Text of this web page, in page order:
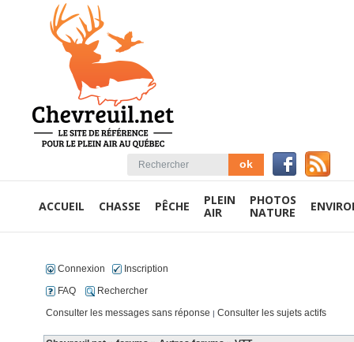
ACCUEIL CHASSE PÊCHE
PLEIN
AIR
PHOTOS
NATURE
Connexion
Inscription
FAQ
Rechercher
Consulter les messages sans réponse | Consulter les sujets actifs